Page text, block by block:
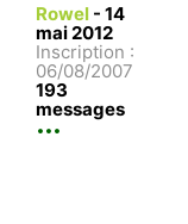
Rowel - 14
mai 2012
Inscription :
06/08/2007
193
messages